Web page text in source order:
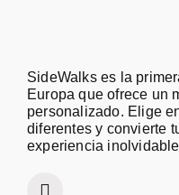
SideWalks es la
Europa que ofrece un
personalizado. Elige
diferentes y convierte
experiencia